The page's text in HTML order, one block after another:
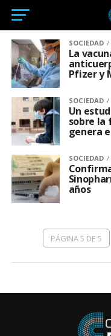
SOCIEDAD
La
Pfizer y
SOCIEDAD
Un
sobre la
genera
SOCIEDAD
años
PÁGINA 5 DE 5